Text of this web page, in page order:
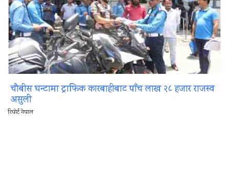
चौबीस घन्टामा ट्राफिक कारबाहीबाट पाँच लाख २८ हजार राजस्व
असुली
रिपोर्ट नेपाल